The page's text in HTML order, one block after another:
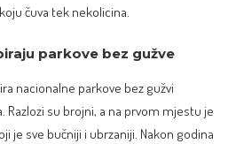
čuva tek nekolicina.
parkove bez gužve
nacionalne parkove bez gužvi
su brojni, a na prvom mjestu je
je sve bučniji i ubrzaniji. Nakon godina